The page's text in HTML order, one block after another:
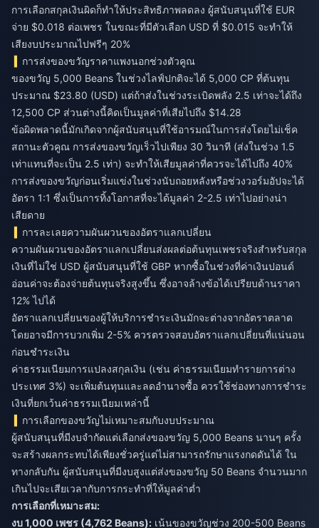
การเลือกสกุลเงินผิดก็ทำให้ประสิทธิภาพลดลง ผู้สนับสนุนที่ใช้ EUR
จ่าย $0.018 ต่อเพชร ในขณะที่มีตัวเลือก USD ที่ $0.015 จะทำให้
เสียงบประมาณไปฟรีๆ 20%
การส่งของขวัญราคาแพงนอกช่วงตัวคูณ
ของขวัญ 5,000 Beans ในช่วงไลฟ์ปกติจะได้ 5,000 CP ที่ต้นทุน
ประมาณ $23.80 (USD) แต่ถ้าส่งในช่วงระเบิดพลัง 2.5 เท่าจะได้ถึง
12,500 CP ส่วนต่างนี้คิดเป็นมูลค่าที่เสียไปถึง $14.28
ข้อผิดพลาดนี้มักเกิดจากผู้สนับสนุนที่ใช้อารมณ์ในการส่งโดยไม่เช็ค
สถานะตัวคูณ การส่งของขวัญเร็วไปเพียง 30 วินาที (ส่งในช่วง 1.5
เท่าแทนที่จะเป็น 2.5 เท่า) จะทำให้เสียมูลค่าที่ควรจะได้ไปถึง 40%
การส่งของขวัญก่อนเริ่มแข่งในช่วงนับถอยหลังหรือช่วงวอร์มอัปจะได้
อัตรา 1:1 ซึ่งเป็นการทิ้งโอกาสที่จะได้มูลค่า 2-2.5 เท่าไปอย่างน่า
เสียดาย
การละเลยความผันผวนของอัตราแลกเปลี่ยน
ความผันผวนของอัตราแลกเปลี่ยนส่งผลต่อต้นทุนเพชรจริงสำหรับสกุล
เงินที่ไม่ใช่ USD ผู้สนับสนุนที่ใช้ GBP หากซื้อในช่วงที่ค่าเงินปอนด์
อ่อนค่าจะต้องจ่ายต้นทุนจริงสูงขึ้น ซึ่งอาจล้างข้อได้เปรียบด้านราคา
12% ไปได้
อัตราแลกเปลี่ยนของผู้ให้บริการชำระเงินมักจะต่างจากอัตราตลาด
โดยอาจมีการบวกเพิ่ม 2-5% ควรตรวจสอบอัตราแลกเปลี่ยนที่แน่นอน
ก่อนชำระเงิน
ค่าธรรมเนียมการแปลงสกุลเงิน (เช่น ค่าธรรมเนียมทำรายการต่าง
ประเทศ 3%) จะเพิ่มต้นทุนและลดอำนาจซื้อ ควรใช้ช่องทางการชำระ
เงินที่ยกเว้นค่าธรรมเนียมเหล่านี้
การเลือกของขวัญไม่เหมาะสมกับงบประมาณ
ผู้สนับสนุนที่มีงบจำกัดแต่เลือกส่งของขวัญ 5,000 Beans นานๆ ครั้ง
จะสร้างผลกระทบได้เพียงชั่วครู่แต่ไม่สามารถรักษาแรงกดดันได้ ใน
ทางกลับกัน ผู้สนับสนุนที่มีงบสูงแต่ส่งของขวัญ 50 Beans จำนวนมาก
เกินไปจะเสียเวลากับการกระทำที่ให้มูลค่าต่ำ
การเลือกที่เหมาะสม:
งบ 1,000 เพชร (4,762 Beans): เน้นของขวัญช่วง 200-500 Beans